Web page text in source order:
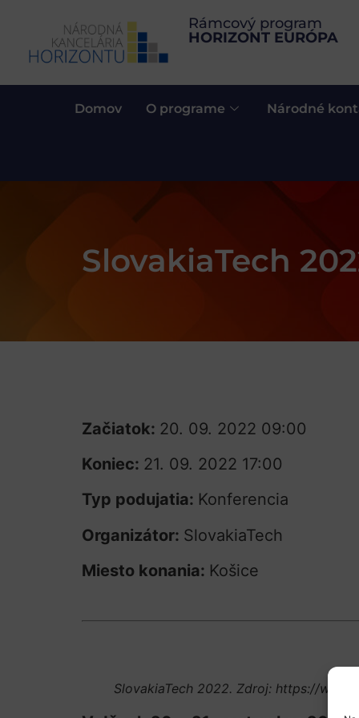
Rámcový program
HORIZONT EURÓPA
Domov O programe Národné
SlovakiaTech
Začiatok: 20. 09. 2022 09:00
Koniec: 21. 09. 2022 17:00
Typ podujatia: Konferencia
Organizátor: SlovakiaTech
Miesto konania: Košice
SlovakiaTech 2022. Zdroj: https://